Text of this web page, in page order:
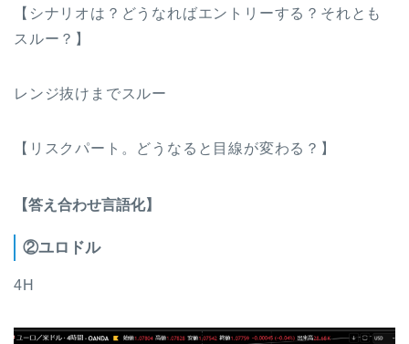
【シナリオは？どうなればエントリーする？それとも
スルー？】
レンジ抜けまでスルー
【リスクパート。どうなると目線が変わる？】
【答え合わせ言語化】
②ユロドル
4H